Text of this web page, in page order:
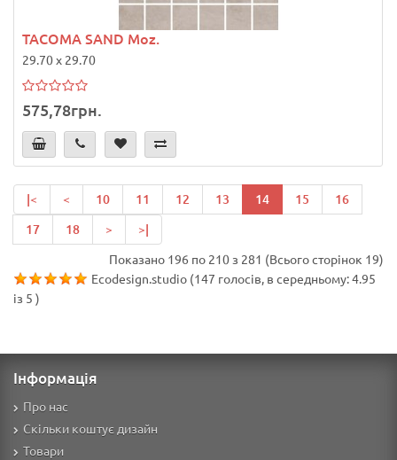
TACOMA SAND Moz.
29.70 x 29.70
575,78грн.
|< < 10 11 12 13 14 15
16
17
18 > >|
Показано 196 по 210 з 281 (Всього сторінок 19)
Ecodesign.studio (147 голосів, в середньому:4.95
із 5 )
Інформація
Про нас
Скільки коштує дизайн
Товари